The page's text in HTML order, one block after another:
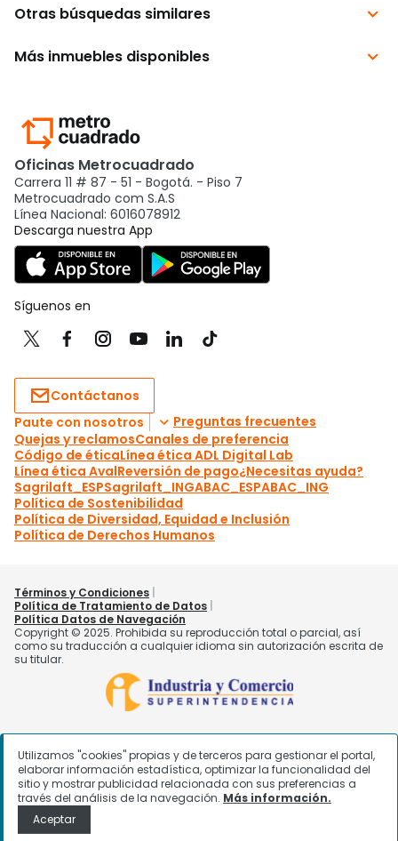
Utilizamos "cookies" propias y de terceros para gestionar el portal,
elaborar información estadística, optimizar la funcionalidad del
sitio y mostrar publicidad relacionada con sus preferencias a
través del análisis de la navegación. Más información.
Aceptar